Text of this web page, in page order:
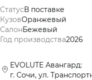
СтатусВ поставке
КузовОранжевый
СалонБежевый
Год производства2026
EVOLUTE Авангард:
г. Сочи, ул.